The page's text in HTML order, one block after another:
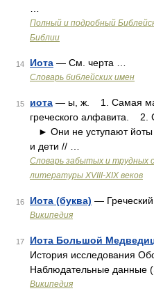
Полный и подробный
Библии
14 Иота — См. черта …
Словарь библейских имен
15 иота — ы, ж. 1. Самая
греческого алфавита. 2.
► Они не уступают йоты
и дети // …
Словарь забытых и трудных
литературы ХVIII-ХIХ веков
16 Иота (буква) —
Википедия
17 Иота Большой
История исследования
Наблюдательные данные
Википедия